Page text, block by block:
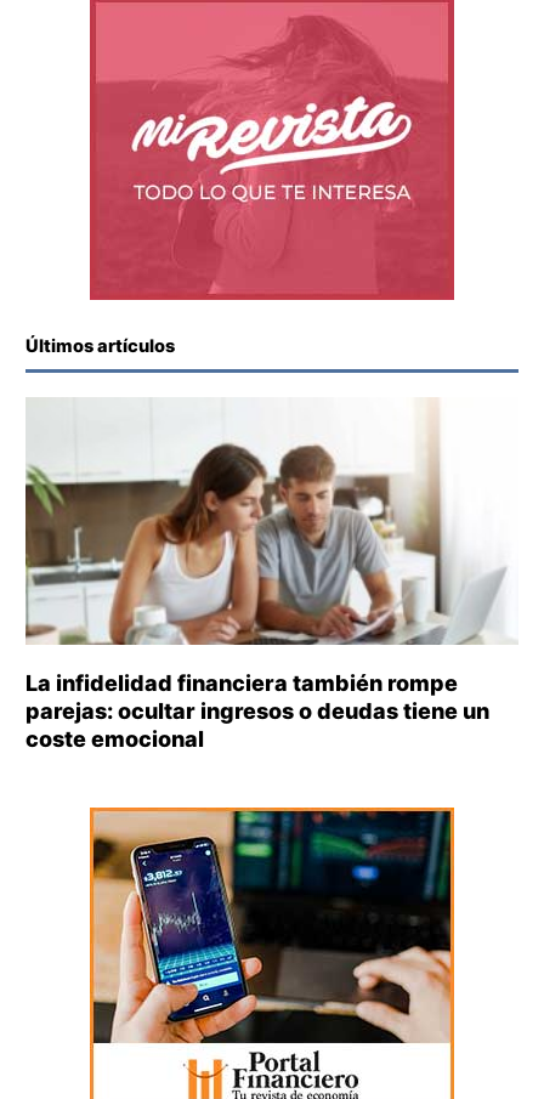
Últimos artículos
La infidelidad financiera también rompe
parejas: ocultar ingresos o deudas tiene un
coste emocional